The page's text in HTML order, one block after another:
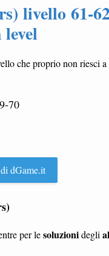
livello 61-
che proprio non riesci a
70
dGame.it
per lesoluzionidegli